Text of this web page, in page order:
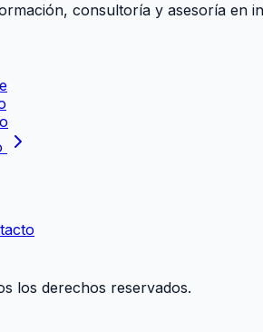
consultoría y asesoría en
los derechos reservados.